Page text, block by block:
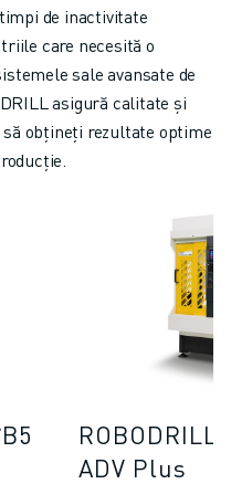
de inactivitate
care necesită o
sale avansate de
asigură calitate și
obțineți rezultate optime
ROBODRILL
ADV Plus